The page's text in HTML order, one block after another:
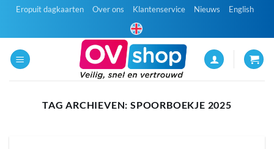
inhoud
Eropuit dagkaarten Over ons Klantenservice Nieuws English
TAG ARCHIEVEN:SPOORBOEKJE 2025